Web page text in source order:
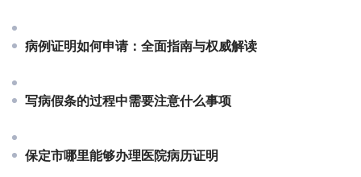
病例证明如何申请：全面指南与权威解读
写病假条的过程中需要注意什么事项
保定市哪里能够办理医院病历证明